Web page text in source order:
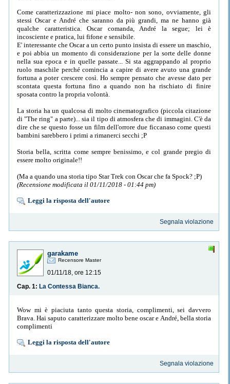
Come caratterizzazione mi piace molto- non sono, ovviamente, gli
stessi Oscar e André che saranno da più grandi, ma ne hanno già
qualche caratteristica. Oscar comanda, André la segue; lei è
incosciente e pratica, lui fifone e sensibile.
E' interessante che Oscar a un certo punto insista di essere un maschio,
e poi abbia un momento di considerazione per la sorte delle donne
nella sua epoca e in quelle passate... Si sta aggrappando al proprio
ruolo maschile perché comincia a capire di avere avuto una grande
fortuna a poter crescere così. Ho sempre pensato che avesse dato per
scontata questa fortuna fino a quando non ha rischiato di finire
sposata contro la propria volontà.
La storia ha un qualcosa di molto cinematografico (piccola citazione
di "The ring" a parte)... sia il tipo di atmosfera che di immagini. C'è da
dire che se questo fosse un film dell'orrore due ficcanaso come questi
bambini sarebbero i primi a rimanerci secchi ;P
Storia bella, scritta come sempre benissimo, e col grande pregio di
essere molto originale!!
(Ma a quando una storia tipo Star Trek con Oscar che fa Spock? ;P)
(Recensione modificata il 01/11/2018 - 01:44 pm)
Leggi la risposta dell'autore
Segnala violazione
garakame
Recensore Master
01/11/18, ore 12:15
Cap. 1: La Contessa Bianca.
Wow mi è piaciuta tanto questa storia, complimenti, sei davvero
Brava. Hai saputo caratterizzare molto bene oscar e André, bella storia
complimenti
Leggi la risposta dell'autore
Segnala violazione